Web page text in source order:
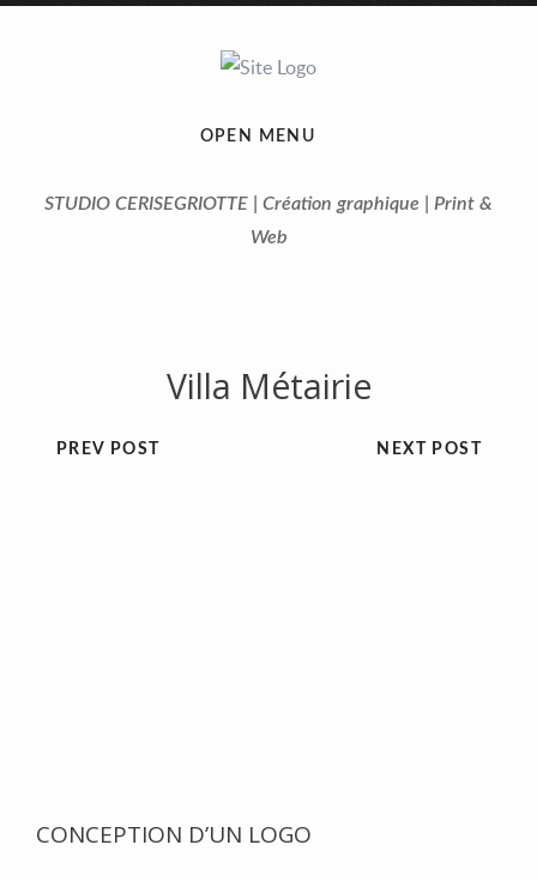
OPEN MENU
STUDIO CERISEGRIOTTE | Création graphique | Print &
Web
Villa Métairie
NEXT POST
PREV POST
CONCEPTION D’UN LOGO